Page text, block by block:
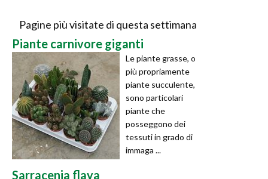
Pagine più visitate di questa settimana
Piante carnivore giganti
Le piante grasse, o
più propriamente
piante succulente,
sono particolari
piante che
posseggono dei
tessuti in grado di
immaga ...
Sarracenia flava